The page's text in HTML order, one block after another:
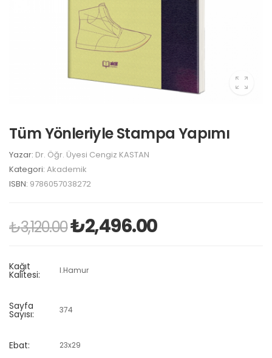
Tüm Yönleriyle Stampa Yapımı
Yazar: Dr. Öğr. Üyesi Cengiz KASTAN
Kategori: Akademik
ISBN: 9786057038272
₺3,120.00₺2,496.00
Kağıt
Kalitesi: I.Hamur
Sayfa
Sayısı: 374
Ebat: 23x29